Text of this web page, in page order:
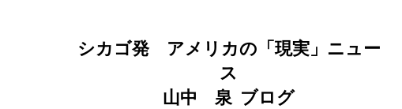
シカゴ発 アメリカの「現実」ニュー
ス
山中 泉 ブログ